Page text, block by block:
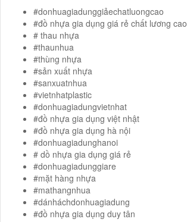
#donhuagiadunggiảechatluongcao
#đồ nhựa gia dụng giá rẻ chất lương cao
# thau nhựa
#thaunhua
#thùng nhựa
#sản xuất nhựa
#sanxuatnhua
#vietnhatplastic
#donhuagiadungvietnhat
#đồ nhựa gia dụng việt nhật
#đồ nhựa gia dụng hà nội
#donhuagiadunghanoi
# dồ nhựa gia dụng giá rẻ
#donhuagiadunggiare
#mặt hàng nhựa
#mathangnhua
#dánháchdonhuagiadung
#đồ nhựa gia dụng duy tân